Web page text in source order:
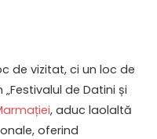
de vizitat, ci un loc de
de Datini și
, aduc laolaltă
oferind